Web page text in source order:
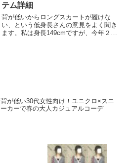
テム詳細
背が低いからロングスカートが履けな
い、という低身長さんの意見をよく聞き
ます。私は身長149cmですが、今年２枚
背が低い30代女性向け！ユニクロ×スニ
ーカーで春の大人カジュアルコーデ